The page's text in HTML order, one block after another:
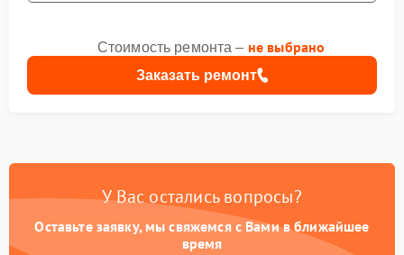
Заказать ремонт
Стоимость ремонта – не выбрано
У Вас остались вопросы?
Оставьте заявку, мы свяжемся с Вами в ближайшее
время